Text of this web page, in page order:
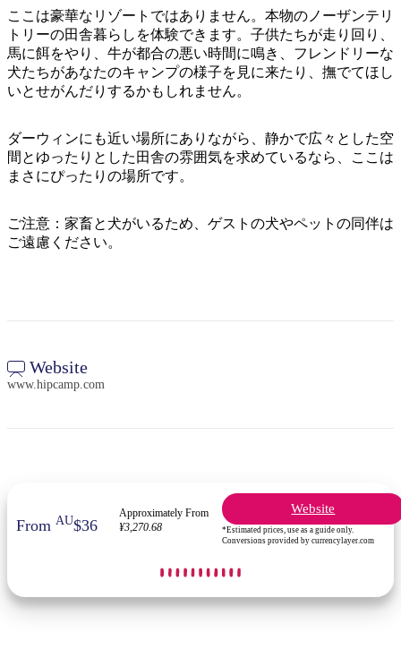
地
域
ご
と
に
散
旅
行
計
画
す
る
索:
ここは豪華なリゾートではありません。本物のノーザンテリ
トリーの田舎暮らしを体験できます。子供たちが走り回り、
馬に餌をやり、牛が都合の悪い時間に鳴き、フレンドリーな
犬たちがあなたのキャンプの様子を見に来たり、撫でてほし
いとせがんだりするかもしれません。
ダーウィンにも近い場所にありながら、静かで広々とした空
間とゆったりとした田舎の雰囲気を求めているなら、ここは
まさにぴったりの場所です。
ご注意：家畜と犬がいるため、ゲストの犬やペットの同伴は
ご遠慮ください。
Website
www.hipcamp.com
From AU$36
Approximately From
¥3,270.68
Website
*Estimated prices, use as a guide only.
Conversions provided by currencylayer.com